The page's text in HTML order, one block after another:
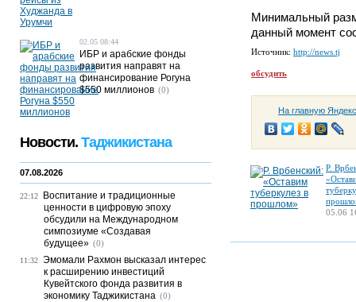
Минимальный
данный момент
Источник: http://news.tj
обсудить
На главную
Р.
05.06
02.05 08:44
ИБР и арабские фонды
развития направят на
финансирование Рогуна
$550 миллионов (0)
Новости. Таджикистана
07.08.2026
22:12
Воспитание и традиционные
ценности в цифровую эпоху
обсудили на Международном
симпозиуме «Создавая
будущее» (0)
11:32 Эмомали Рахмон высказал интерес
к расширению инвестиций
Кувейтского фонда развития в
экономику Таджикистана (0)